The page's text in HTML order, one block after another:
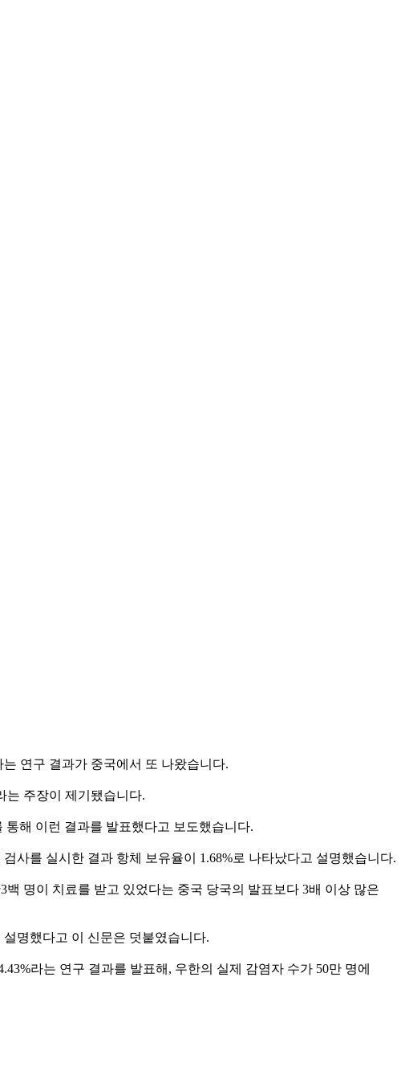
연구 결과가 중국에서 또 나왔습니다.
는 주장이 제기됐습니다.
해 이런 결과를 발표했다고 보도했습니다.
사를 실시한 결과 항체 보유율이 1.68%로 나타났다고 설명했습니다.
명이 치료를 받고 있었다는 중국 당국의 발표보다 3배 이상 많은
명했다고 이 신문은 덧붙였습니다.
라는 연구 결과를 발표해, 우한의 실제 감염자 수가 50만 명에